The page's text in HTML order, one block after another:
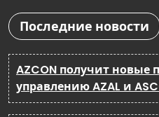
Последние новости
AZCON получит новые
управлению AZAL и